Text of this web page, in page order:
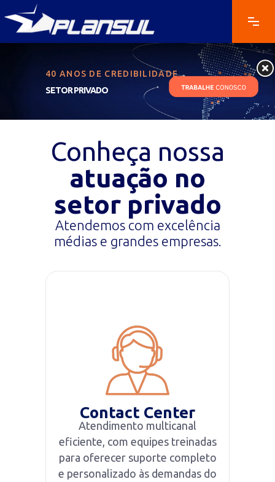
40 ANOS DE CREDIBILIDADE
SETOR PRIVADO
Conheça nossa
atuação no
setor privado
Atendemos com excelência
médias e grandes empresas.
Contact Center
Atendimento multicanal
eficiente, com equipes treinadas
para oferecer suporte completo
e personalizado às demandas do